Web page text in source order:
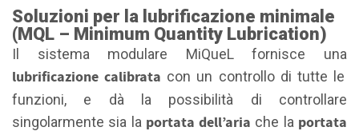
Soluzioni per la lubrificazione minimale
(MQL – Minimum Quantity Lubrication)
Il sistema modulare MiQueL fornisce una
lubrificazione calibrata con un controllo di tutte le
funzioni, e dà la possibilità di controllare
singolarmente sia la portata dell’aria che la portata